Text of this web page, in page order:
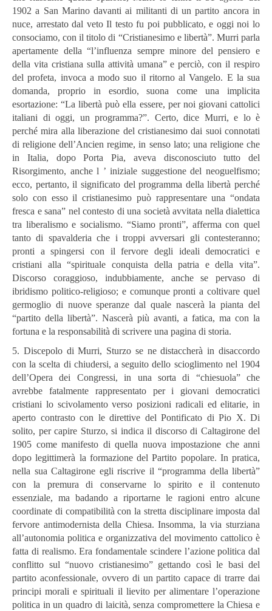
1902 a San Marino davanti ai militanti di un partito ancora in
nuce, arrestato dal veto Il testo fu poi pubblicato, e oggi noi lo
consociamo, con il titolo di “Cristianesimo e libertà”. Murri parla
apertamente della “l’influenza sempre minore del pensiero e
della vita cristiana sulla attività umana” e perciò, con il respiro
del profeta, invoca a modo suo il ritorno al Vangelo. E la sua
domanda, proprio in esordio, suona come una implicita
esortazione: “La libertà può ella essere, per noi giovani cattolici
italiani di oggi, un programma?”. Certo, dice Murri, e lo è
perché mira alla liberazione del cristianesimo dai suoi connotati
di religione dell’Ancien regime, in senso lato; una religione che
in Italia, dopo Porta Pia, aveva disconosciuto tutto del
Risorgimento, anche l ’ iniziale suggestione del neoguelfismo;
ecco, pertanto, il significato del programma della libertà perché
solo con esso il cristianesimo può rappresentare una “ondata
fresca e sana” nel contesto di una società avvitata nella dialettica
tra liberalismo e socialismo. “Siamo pronti”, afferma con quel
tanto di spavalderia che i troppi avversari gli contesteranno;
pronti a spingersi con il fervore degli ideali democratici e
cristiani alla “spirituale conquista della patria e della vita”.
Discorso coraggioso, indubbiamente, anche se pervaso di
ibridismo politico-religioso; e comunque pronti a coltivare quel
germoglio di nuove speranze dal quale nascerà la pianta del
“partito della libertà”. Nascerà più avanti, a fatica, ma con la
fortuna e la responsabilità di scrivere una pagina di storia.
5. Discepolo di Murri, Sturzo se ne distaccherà in disaccordo
con la scelta di chiudersi, a seguito dello scioglimento nel 1904
dell’Opera dei Congressi, in una sorta di “chiesuola” che
avrebbe fatalmente rappresentato per i giovani democratici
cristiani lo scivolamento verso posizioni radicali ed elitarie, in
aperto contrasto con le direttive del Pontificato di Pio X. Di
solito, per capire Sturzo, si indica il discorso di Caltagirone del
1905 come manifesto di quella nuova impostazione che anni
dopo legittimerà la formazione del Partito popolare. In pratica,
nella sua Caltagirone egli riscrive il “programma della libertà”
con la premura di conservarne lo spirito e il contenuto
essenziale, ma badando a riportarne le ragioni entro alcune
coordinate di compatibilità con la stretta disciplinare imposta dal
fervore antimodernista della Chiesa. Insomma, la via sturziana
all’autonomia politica e organizzativa del movimento cattolico è
fatta di realismo. Era fondamentale scindere l’azione politica dal
conflitto sul “nuovo cristianesimo” gettando così le basi del
partito aconfessionale, ovvero di un partito capace di trarre dai
principi morali e spirituali il lievito per alimentare l’operazione
politica in un quadro di laicità, senza compromettere la Chiesa e